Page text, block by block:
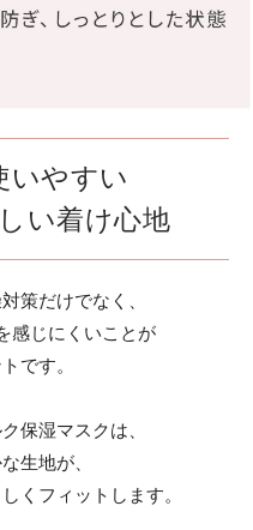
いやすい
け心地
策だけでなく、
感じにくいことが
です。
保湿マスクは、
生地が、
くフィットします。